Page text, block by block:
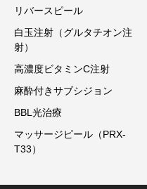
リバースピール
白玉注射（グルタチオン注
射）
高濃度ビタミンC注射
麻酔付きサブシジョン
BBL光治療
マッサージピール（PRX-
T33）